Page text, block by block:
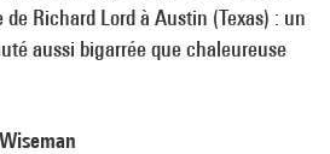
Richard Lord à Austin (Texas) : un
aussi bigarrée que chaleureuse